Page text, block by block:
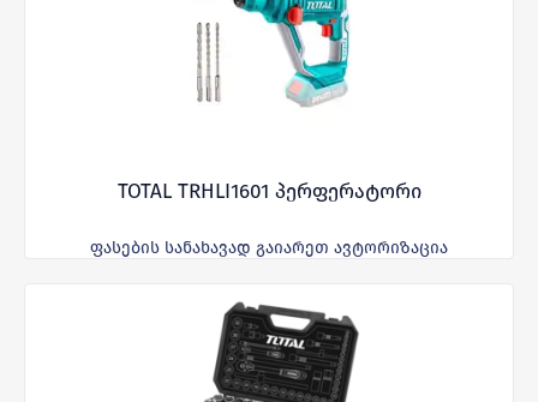
TOTAL TRHLI1601 პერფერატორი
ფასების სანახავად გაიარეთ ავტორიზაცია